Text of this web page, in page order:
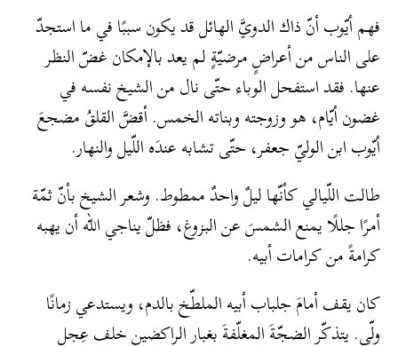
فهم أيّوب أنّ ذاك الدويَّ الهائل قد يكون سببًا في ما استجدّ
على الناس من أعراضٍ مرضيّةٍ لم يعد بالإمكان غضّ النظر
عنها. فقد استفحل الوباء حتّى نال من الشيخ نفسه في
غضون أيّام، هو وزوجته وبناته الخمس. أقضَّ القلقُ مضجعَ
أيّوب ابن الوليّ جعفر، حتّى تشابه عندَه اللّيل والنهار.
طالت اللّيالي كأنّها ليلٌ واحدٌ ممطوط. وشعر الشيخ بأنّ ثمّة
أمرًا جللًا يمنع الشمسَ عن البزوغ، فظلّ يناجي الله أن يهبه
كرامةً من كرامات أبيه.
كان يقف أمامَ جلباب أبيه الملطّخ بالدم، ويستدعي زمانًا
ولّى. يتذكّر الضجّةَ المغلّفةَ بغبار الراكضين خلف عِجلٍ